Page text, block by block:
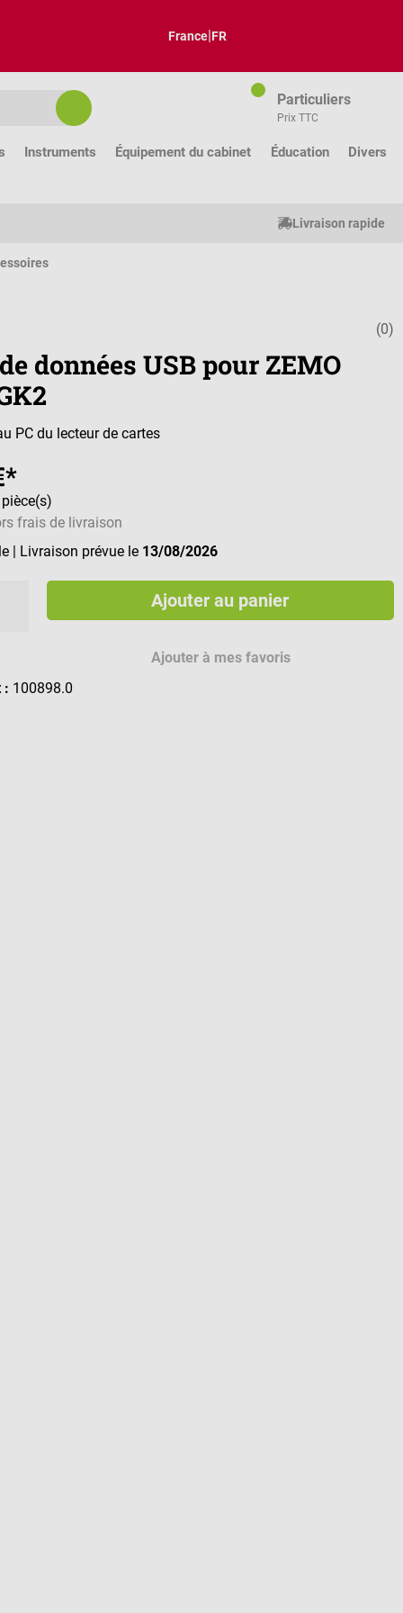
France|FR
Particuliers
Prix TTC
Instruments Équipement du cabinet Éducation Divers
Livraison rapide
Note (0)
données USB pour ZEMO
PC du lecteur de cartes
frais de livraison
| Livraison prévue le 13/08/2026
Ajouter au panier
Ajouter à mes favoris
: 100898.0